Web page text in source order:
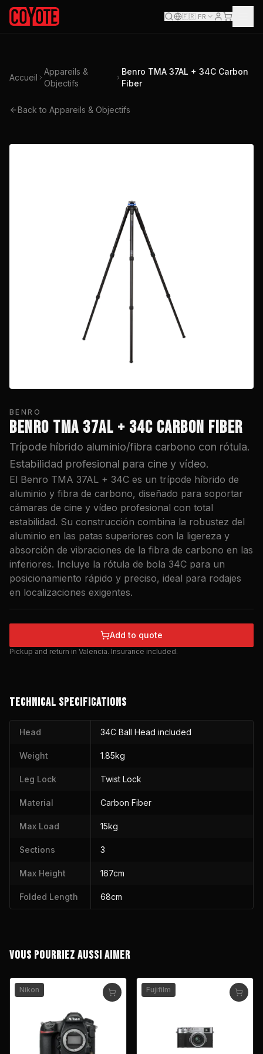
🇫🇷 FR
Accueil
Appareils &
Objectifs
Benro TMA 37AL + 34C Carbon
Fiber
Back to Appareils & Objectifs
BENRO
BENRO TMA 37AL + 34C CARBON FIBER
Trípode híbrido aluminio/fibra carbono con rótula.
Estabilidad profesional para cine y vídeo.
El Benro TMA 37AL + 34C es un trípode híbrido de
aluminio y fibra de carbono, diseñado para soportar
cámaras de cine y vídeo profesional con total
estabilidad. Su construcción combina la robustez del
aluminio en las patas superiores con la ligereza y
absorción de vibraciones de la fibra de carbono en las
inferiores. Incluye la rótula de bola 34C para un
posicionamiento rápido y preciso, ideal para rodajes
en localizaciones exigentes.
Add to quote
Pickup and return in Valencia. Insurance included.
TECHNICAL SPECIFICATIONS
Head 34C Ball Head included
Weight 1.85kg
Leg Lock Twist Lock
Material Carbon Fiber
Max Load 15kg
Sections 3
Max Height 167cm
Folded Length 68cm
VOUS POURRIEZ AUSSI AIMER
Nikon Fujifilm